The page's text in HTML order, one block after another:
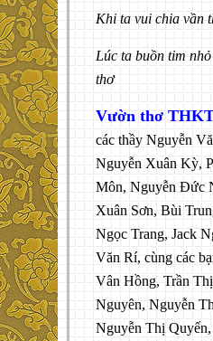
Khi ta vui chia vần
Lúc ta buồn tim
thơ
Vườn thơ
các thầy Nguyễn
Nguyễn Xuân Kỳ,
Môn, Nguyễn Đức
Xuân Sơn, Bùi
Ngọc Trang, Jack
Văn Rí, cùng các
Vân Hồng, Trần
Nguyên, Nguyễn
Nguyễn Thị